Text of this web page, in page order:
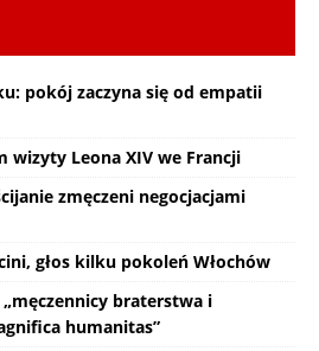
pokój zaczyna się od empatii
wizyty Leona XIV we Francji
zmęczeni negocjacjami
głos kilku pokoleń Włochów
braterstwa i
humanitas”